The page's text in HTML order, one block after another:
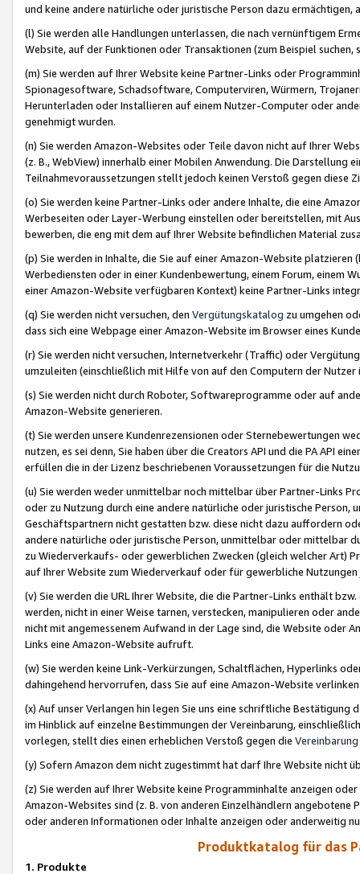
und keine andere natürliche oder juristische Person dazu
(l) Sie werden alle Handlungen unterlassen, die nach vernünftigem
Website, auf der Funktionen oder Transaktionen (zum Beispiel
(m) Sie werden auf Ihrer Website keine Partner-Links oder
Spionagesoftware, Schadsoftware, Computerviren, Würmern,
Herunterladen oder Installieren auf einem Nutzer-Computer oder
genehmigt wurden.
(n) Sie werden Amazon-Websites oder Teile davon nicht auf Ihrer
(z. B., WebView) innerhalb einer Mobilen Anwendung. Die Darstellung
Teilnahmevoraussetzungen stellt jedoch keinen Verstoß gegen diese
(o) Sie werden keine Partner-Links oder andere Inhalte, die eine
Werbeseiten oder Layer-Werbung einstellen oder bereitstellen, mit
bewerben, die eng mit dem auf Ihrer Website befindlichen Material
(p) Sie werden in Inhalte, die Sie auf einer Amazon-Website
Werbediensten oder in einer Kundenbewertung, einem Forum, einem
einer Amazon-Website verfügbaren Kontext) keine Partner-Links
(q) Sie werden nicht versuchen, den Vergütungskatalog zu umgehen
dass sich eine Webpage einer Amazon-Website im Browser eines
(r) Sie werden nicht versuchen, Internetverkehr (Traffic) oder
umzuleiten (einschließlich mit Hilfe von auf den Computern der
(s) Sie werden nicht durch Roboter, Softwareprogramme oder auf
Amazon-Website generieren.
(t) Sie werden unsere Kundenrezensionen oder Sternebewertungen
nutzen, es sei denn, Sie haben über die Creators API und die PA API
erfüllen die in der Lizenz beschriebenen Voraussetzungen für die
(u) Sie werden weder unmittelbar noch mittelbar über Partner-Links
oder zu Nutzung durch eine andere natürliche oder juristische
Geschäftspartnern nicht gestatten bzw. diese nicht dazu auffordern
andere natürliche oder juristische Person, unmittelbar oder mittelbar
zu Wiederverkaufs- oder gewerblichen Zwecken (gleich welcher Art)
auf Ihrer Website zum Wiederverkauf oder für gewerbliche
(v) Sie werden die URL Ihrer Website, die die Partner-Links enthält
werden, nicht in einer Weise tarnen, verstecken, manipulieren oder
nicht mit angemessenem Aufwand in der Lage sind, die Website oder
Links eine Amazon-Website aufruft.
(w) Sie werden keine Link-Verkürzungen, Schaltflächen, Hyperlinks
dahingehend hervorrufen, dass Sie auf eine Amazon-Website
(x) Auf unser Verlangen hin legen Sie uns eine schriftliche
im Hinblick auf einzelne Bestimmungen der Vereinbarung,
vorlegen, stellt dies einen erheblichen Verstoß gegen die Vereinbarung
(y) Sofern Amazon dem nicht zugestimmt hat darf Ihre Website nicht
(z) Sie werden auf Ihrer Website keine Programminhalte anzeigen
Amazon-Websites sind (z. B. von anderen Einzelhändlern
oder anderen Informationen oder Inhalte anzeigen oder anderweitig
Produktkatalog für das
1. Produkte